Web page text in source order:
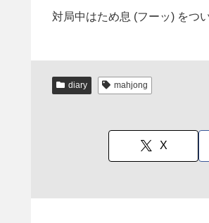
対局中はため息 (フーッ) をつ
diary mahjong
X